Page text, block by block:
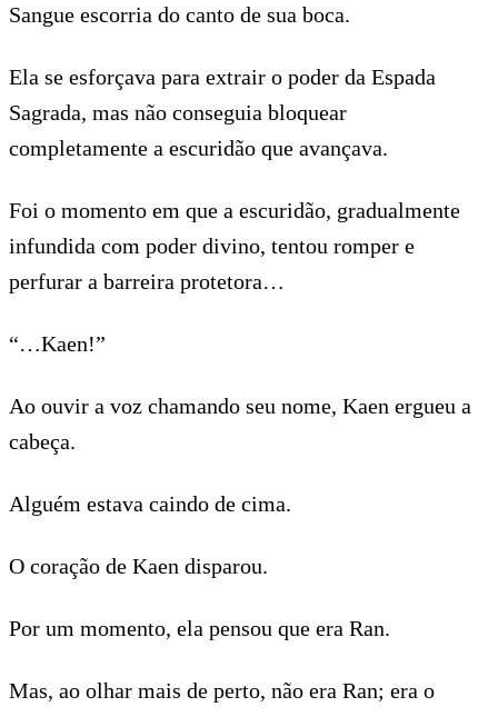
Sangue escorria do canto de sua boca.
Ela se esforçava para extrair o poder da Espada
Sagrada, mas não conseguia bloquear
completamente a escuridão que avançava.
Foi o momento em que a escuridão, gradualmente
infundida com poder divino, tentou romper e
perfurar a barreira protetora…
“…Kaen!”
Ao ouvir a voz chamando seu nome, Kaen ergueu a
cabeça.
Alguém estava caindo de cima.
O coração de Kaen disparou.
Por um momento, ela pensou que era Ran.
Mas, ao olhar mais de perto, não era Ran; era o